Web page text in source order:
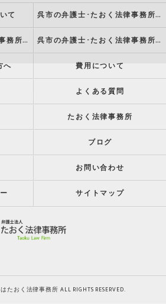
て 呉市の弁護士･たおく法律事務所の強み
呉市の弁護士･たおく法律事務所の特徴 呉市の弁護士･たおく法律事務所の方針
へ 費用について
よくある質問
たおく法律事務所
ブログ
お問い合わせ
サイトマップ
たおく法律事務所 ALL RIGHTS RESERVED.